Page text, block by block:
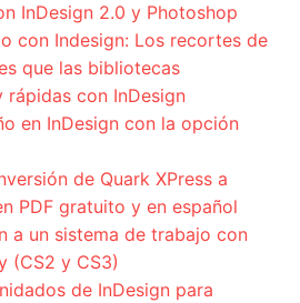
InDesign 2.0 y Photoshop
con Indesign: Los recortes de
que las bibliotecas
rápidas con InDesign
en InDesign con la opción
de Quark XPress a
PDF gratuito y en español
a un sistema de trabajo con
(CS2 y CS3)
de InDesign para